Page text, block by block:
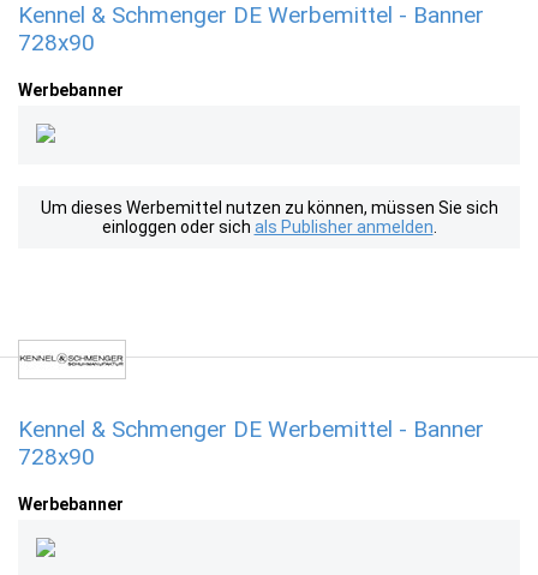
Kennel & Schmenger DE Werbemittel - Banner
728x90
Werbebanner
Um dieses Werbemittel nutzen zu können, müssen Sie sich
einloggen oder sich als Publisher anmelden
Kennel & Schmenger DE Werbemittel - Banner
728x90
Werbebanner